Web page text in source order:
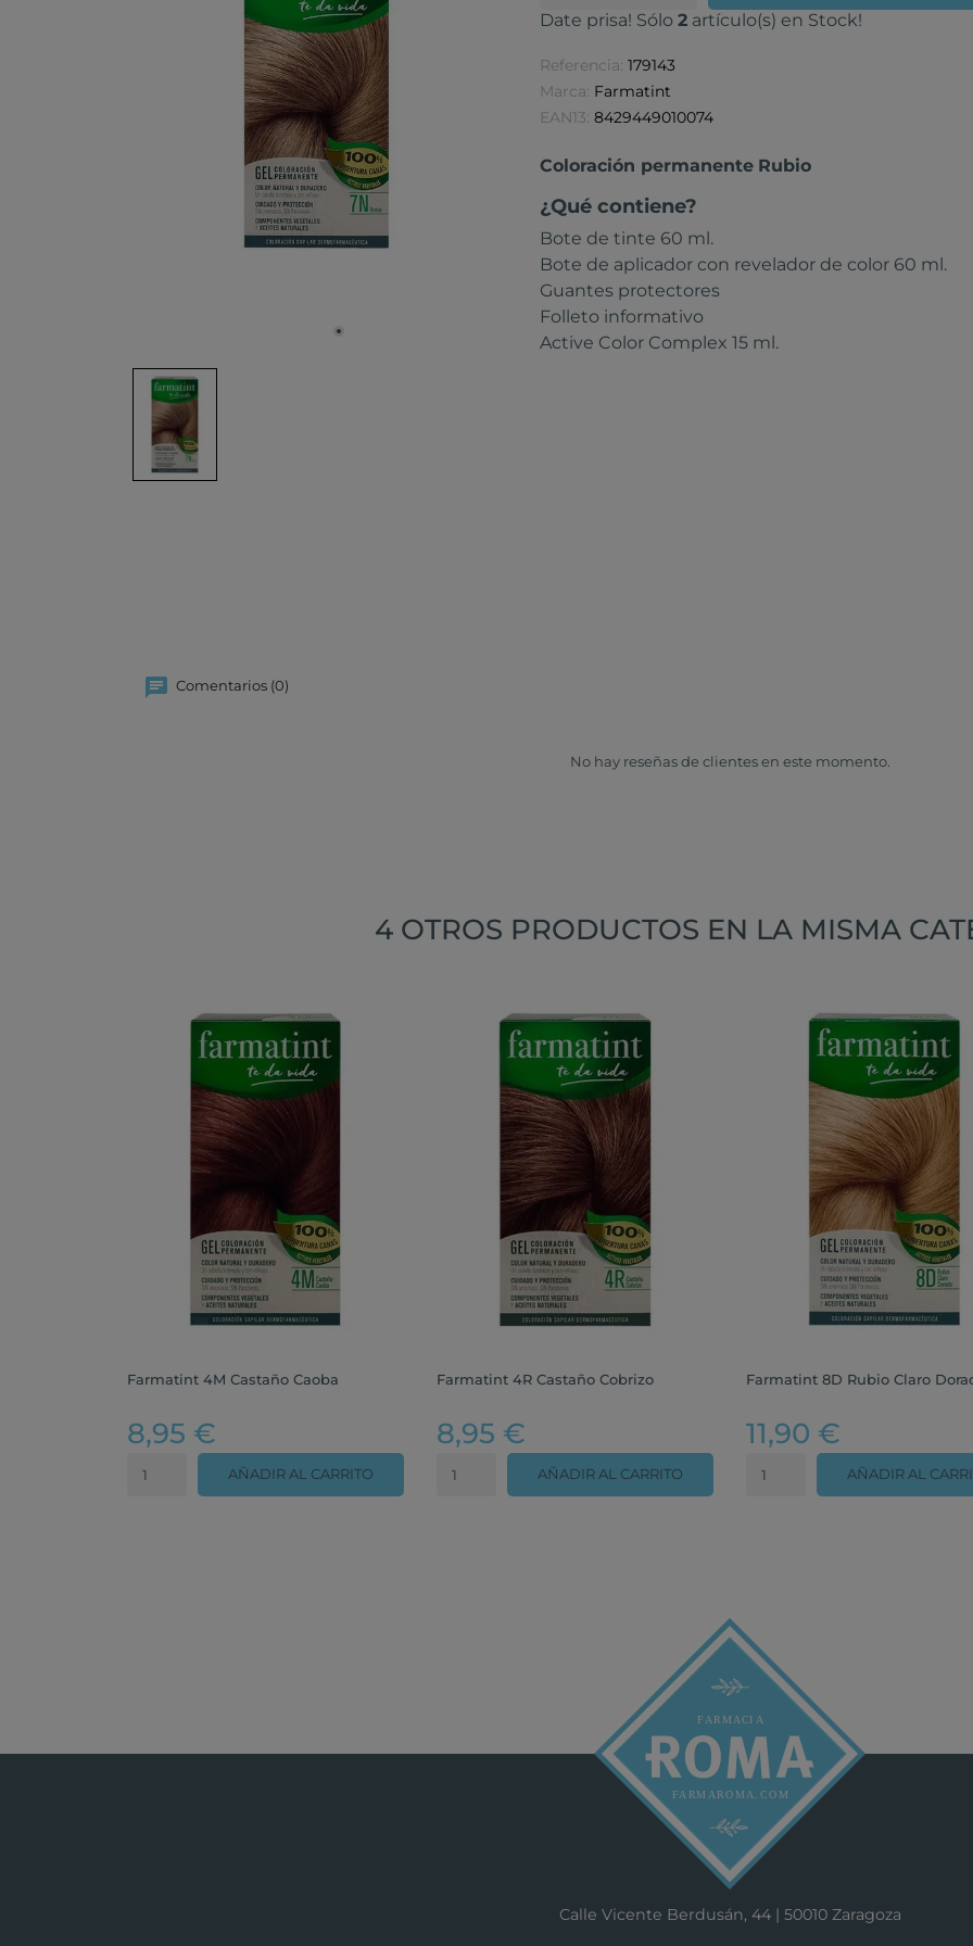
Date prisa! Sólo 2artículo(s) en Stock!
Referencia: 179143
Marca: Farmatint
EAN13: 8429449010074
Coloración permanente Rubio
¿Qué contiene?
Bote de tinte 60 ml.
Bote de aplicador con revelador de color 60 ml.
Guantes protectores
Folleto informativo
Active Color Complex 15 ml.
Comentarios (0)
No hay reseñas de clientes en este momento.
4 OTROS PRODUCTOS EN LA MISMA
Farmatint 4M Castaño Caoba
8,95 €
AÑADIR AL CARRITO
Farmatint 4R Castaño Cobrizo
8,95 €
AÑADIR AL CARRITO
Farmatint 8D Rubio Claro
11,90 €
AÑADIR AL
Calle Vicente Berdusán, 44 | 50010 Zaragoza